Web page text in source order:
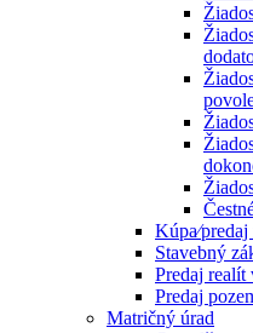
Stavebný
Predaj realít
Predaj
Matričný úrad